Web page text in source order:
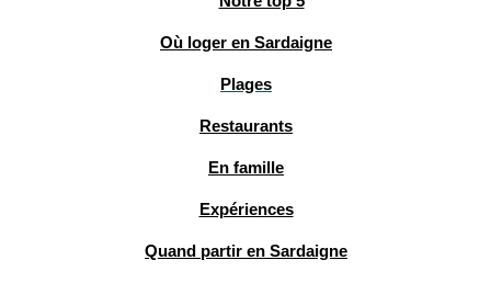
Où loger en Sardaigne
Plages
Restaurants
En famille
Expériences
Quand partir en Sardaigne